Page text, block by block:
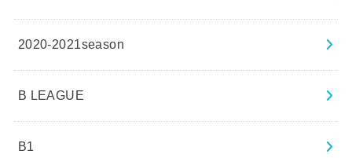
2020-2021season
B LEAGUE
B1